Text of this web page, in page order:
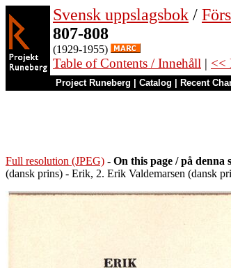
Svensk uppslagsbok /
807-808
(1929-1955)
Table of Contents / Innehåll | <<
Project Runeberg Catalog Recent
Full resolution (JPEG) - On this page / på denna
(dansk prins) - Erik, 2. Erik Valdemarsen (dansk